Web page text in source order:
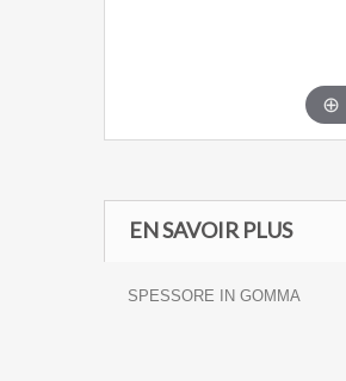
EN SAVOIR PLUS
SPESSORE IN GOMMA